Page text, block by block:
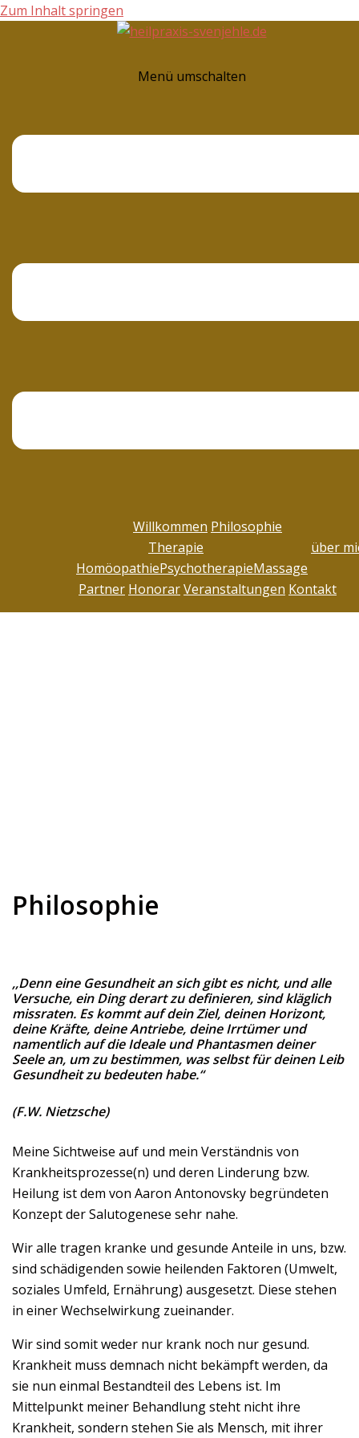
Zum Inhalt springen
Menü umschalten
Willkommen Philosophie
Therapie
HomöopathiePsychotherapieMassage
über
Partner HonorarVeranstaltungen Kontakt
Philosophie
,,Denn eine Gesundheit an sich gibt es nicht, und alle
Versuche, ein Ding derart zu definieren, sind kläglich
missraten. Es kommt auf dein Ziel, deinen Horizont,
deine Kräfte, deine Antriebe, deine Irrtümer und
namentlich auf die Ideale und Phantasmen deiner
Seele an, um zu bestimmen, was selbst für deinen Leib
Gesundheit zu bedeuten habe.“
(F.W. Nietzsche)
Meine Sichtweise auf und mein Verständnis von
Krankheitsprozesse(n) und deren Linderung bzw.
Heilung ist dem von Aaron Antonovsky begründeten
Konzept der Salutogenese sehr nahe.
Wir alle tragen kranke und gesunde Anteile in uns, bzw.
sind schädigenden sowie heilenden Faktoren (Umwelt,
soziales Umfeld, Ernährung) ausgesetzt. Diese stehen
in einer Wechselwirkung zueinander.
Wir sind somit weder nur krank noch nur gesund.
Krankheit muss demnach nicht bekämpft werden, da
sie nun einmal Bestandteil des Lebens ist. Im
Mittelpunkt meiner Behandlung steht nicht ihre
Krankheit, sondern stehen Sie als Mensch, mit ihrer